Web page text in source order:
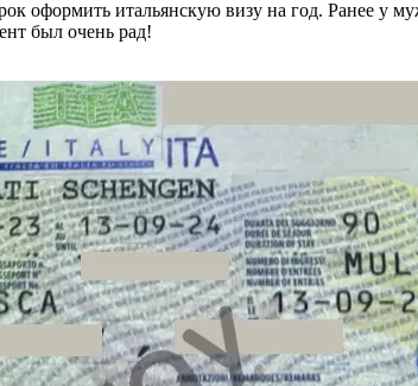
оформить итальянскую визу на год. Ранее у
был очень рад!